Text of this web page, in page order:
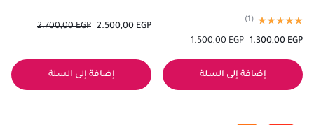
(
1
)
1.500,00EGP 1.300,00 EGP
إضافة إلى السلة
2.700,00EGP 2.500,00 EGP
إضافة إلى السلة